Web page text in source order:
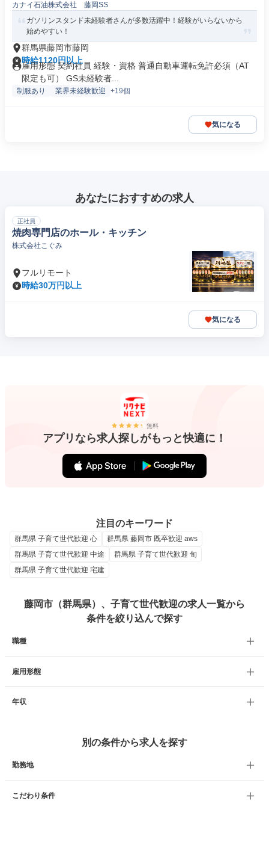
カナイ石油株式会社 藤岡SS
ガソリンスタンド未経験者さんが多数活躍中！経験がいらないから
始めやすい！
群馬県藤岡市藤岡
時給1120円以上
雇用形態 契約社員 経験・資格 普通自動車運転免許必須（AT
限定も可） GS未経験者...
制服あり 業界未経験歓迎 +19個
気になる
あなたにおすすめの求人
正社員
焼肉専門店のホール・キッチン
株式会社こぐみ
フルリモート
時給30万円以上
気になる
無料
アプリなら求人探しがもっと快適に！
注目のキーワード
群馬県 子育て世代歓迎 心
群馬県 藤岡市 既卒歓迎 aws
群馬県 子育て世代歓迎 中途
群馬県 子育て世代歓迎 旬
群馬県 子育て世代歓迎 宅建
藤岡市（群馬県）、子育て世代歓迎の求人一覧から
条件を絞り込んで探す
職種
雇用形態
年収
別の条件から求人を探す
勤務地
こだわり条件